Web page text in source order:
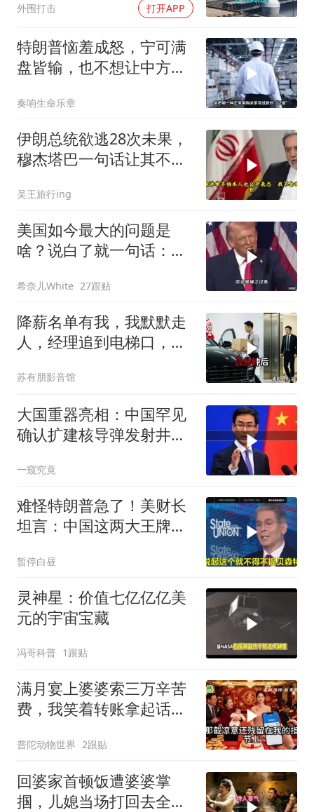
外围打击 打开APP
特朗普恼羞成怒，宁可满
盘皆输，也不想让中方供
奏响生命乐章
伊朗总统欲逃28次未果，
穆杰塔巴一句话让其不敢
吴王旅行ing
美国如今最大的问题是
啥？说白了就一句话：战
希奈儿White 27跟贴
降薪名单有我，我默默走
人，经理追到电梯口，见
苏有朋影音馆
大国重器亮相：中国罕见
确认扩建核导弹发射井铸
一窥究竟
难怪特朗普急了！美财长
坦言：中国这两大王牌，
暂停白昼
灵神星：价值七亿亿亿美
元的宇宙宝藏
冯哥科普 1跟贴
满月宴上婆婆索三万辛苦
费，我笑着转账拿起话筒
普陀动物世界 2跟贴
回婆家首顿饭遭婆婆掌
掴，儿媳当场打回去全家